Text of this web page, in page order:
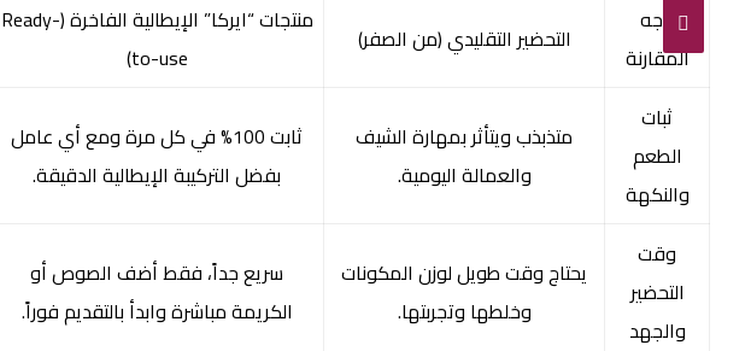
وجه
المقارنة
التحضير التقليدي (من الصفر)
منتجات “ايركا” الإيطالية الفاخرة (Ready-
to-use)
ثبات
الطعم
والنكهة
متذبذب ويتأثر بمهارة الشيف
والعمالة اليومية.
ثابت 100% في كل مرة ومع أي عامل
بفضل التركيبة الإيطالية الدقيقة.
وقت
التحضير
والجهد
يحتاج وقت طويل لوزن المكونات
وخلطها وتجربتها.
سريع جداً، فقط أضف الصوص أو
الكريمة مباشرة وابدأ بالتقديم فوراً.